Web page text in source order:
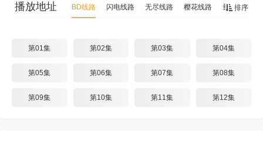
排序
播放地址 BD线路 闪电线路 无尽线路 樱花线路 量子
第01集 第02集 第03集 第04集
第05集 第06集 第07集 第08集
第09集 第10集 第11集 第12集